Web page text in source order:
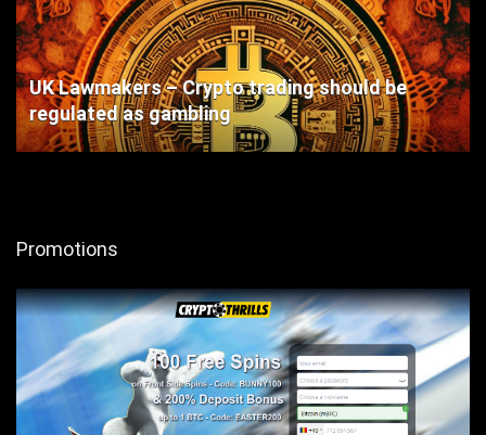
UK Lawmakers – Crypto trading should be
regulated as gambling
Promotions